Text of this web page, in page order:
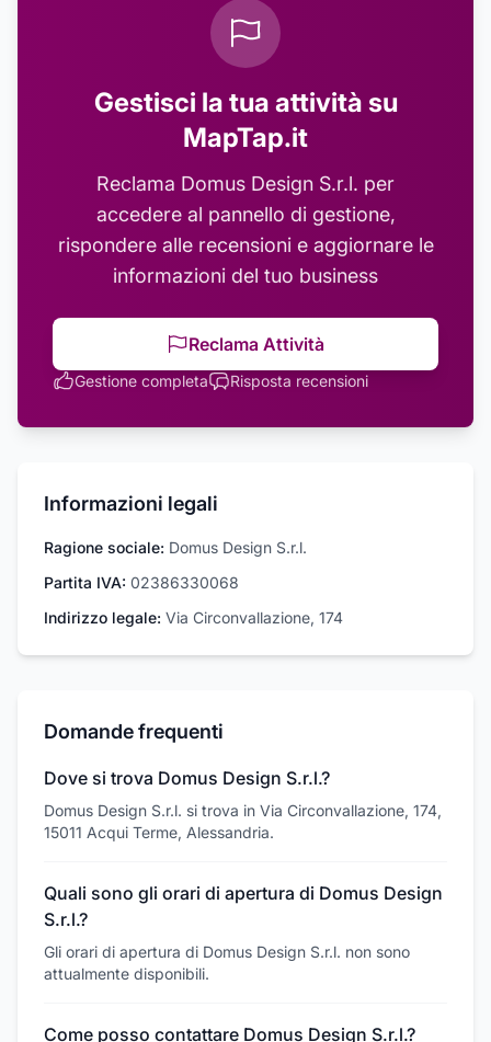
Gestisci la tua attività su
MapTap.it
Reclama Domus Design S.r.l. per
accedere al pannello di gestione,
rispondere alle recensioni e aggiornare le
informazioni del tuo business
Reclama Attività
Gestione completa Risposta recensioni
Informazioni legali
Ragione sociale: Domus Design S.r.l.
Partita IVA: 02386330068
Indirizzo legale: Via Circonvallazione, 174
Domande frequenti
Dove si trova Domus Design S.r.l.?
Domus Design S.r.l. si trova in Via Circonvallazione, 174,
15011 Acqui Terme, Alessandria.
Quali sono gli orari di apertura di Domus Design
S.r.l.?
Gli orari di apertura di Domus Design S.r.l. non sono
attualmente disponibili.
Come posso contattare Domus Design S.r.l.?